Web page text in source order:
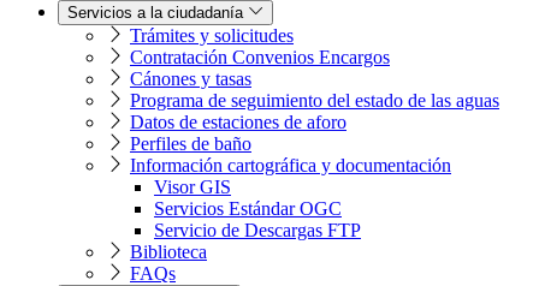
Servicios a la ciudadanía
Trámites y solicitudes
Contratación Convenios Encargos
Cánones y tasas
Programa de seguimiento del estado de las aguas
Datos de estaciones de aforo
Perfiles de baño
Información cartográfica y documentación
Visor GIS
Servicios Estándar OGC
Servicio de Descargas FTP
Biblioteca
FAQs